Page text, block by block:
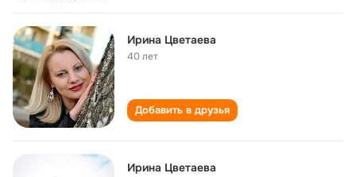
Ирина Цветаева
40 лет
Добавить в друзья
Ирина Цветаева